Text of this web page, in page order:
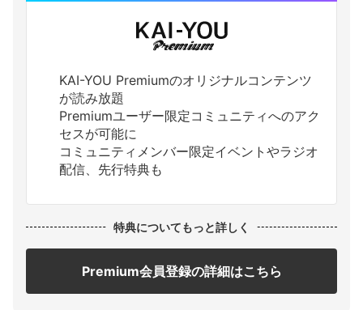
KAI-YOU Premiumのオリジナルコンテンツ
が読み放題
Premiumユーザー限定コミュニティへのアク
セスが可能に
コミュニティメンバー限定イベントやラジオ
配信、先行特典も
特典についてもっと詳しく
Premium会員登録の詳細はこちら